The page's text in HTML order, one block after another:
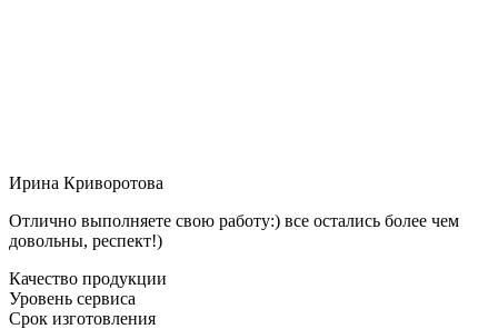
Ирина Криворотова
Отлично выполняете свою работу:) все остались более чем
довольны, респект!)
Качество продукции
Уровень сервиса
Срок изготовления